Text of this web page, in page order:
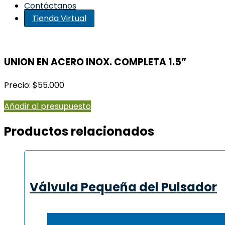
Contáctanos
Tienda Virtual
UNION EN ACERO INOX. COMPLETA 1.5”
Precio: $55.000
Añadir al presupuesto
Productos relacionados
Válvula Pequeña del Pulsador